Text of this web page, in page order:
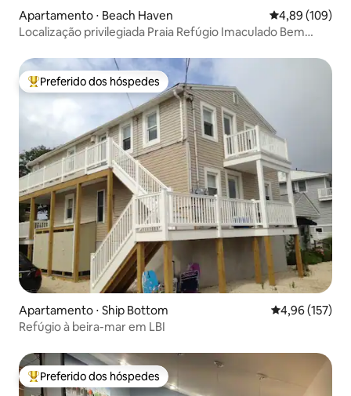
Apartamento ⋅ Beach Haven 4,89 de uma
4,89 (109)
Localização privilegiada Praia Refúgio Imaculado Bem
Entre os melhores preferidos dos hóspedes
Preferido dos hóspedes
Apartamento ⋅ Ship Bottom 4,96 de uma
4,96 (157)
Refúgio à beira-mar em LBI
Entre os melhores preferidos dos hóspedes
Preferido dos hóspedes